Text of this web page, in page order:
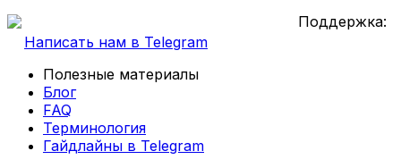
Поддержка:
Написать нам в Telegram
Полезные материалы
Блог
FAQ
Терминология
Гайдлайны в Telegram